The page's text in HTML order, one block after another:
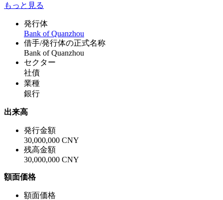
もっと見る
発行体
Bank of Quanzhou
借手/発行体の正式名称
Bank of Quanzhou
セクター
社債
業種
銀行
出来高
発行金額
30,000,000 CNY
残高金額
30,000,000 CNY
額面価格
額面価格